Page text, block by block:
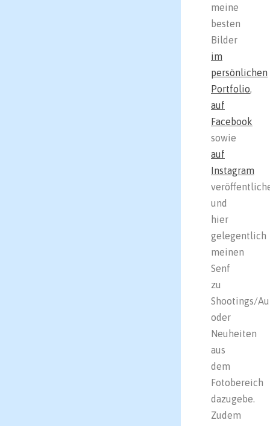
meine
besten
Bilder
im
persönlichen
Portfolio,
auf
Facebook
sowie
auf
Instagram
und
hier
gelegentlich
meinen
Senf
zu
Shootings/
oder
Neuheiten
aus
dem
Fotobereich
dazugebe.
Zudem